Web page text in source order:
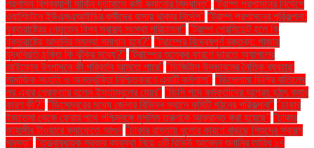
প্রশাসন বিশ্বব্যাপী মার্কিন দূতাবাসে কর্মী কমানোর সিদ্ধান্ত" "ট্রাম্প প্রশাসনের নির্দেশে
ওয়াশিংটনে ইউএসএআইডির কর্মীদের বাসায় থাকার নির্দেশ" "ট্রাম্প প্রশাসনের পরিকল্পনা:
যুক্তরাষ্ট্রের নেতৃত্বে বিশ্ব স্বাস্থ্য সংস্থা পরিচালনা" "ট্রাম্প প্রেসিডেন্ট হলে কি
যুক্তরাষ্ট্রে আদানির সমস্যা সমাধান হবে?" "ট্রাম্পের বিদ্বেষপূর্ণ বক্তব্য: গাজায়
যুদ্ধবিরতি চুক্তি কি ঝুঁকির মধ্যে?" "ট্রাম্পের শুল্কের কারণে ভারতে অ্যাপলের
আইফোন উৎপাদনে কী পরিবর্তন আসতে পারে" "ডিজিটাল উদ্ভাবনের নৈতিক ব্যবহার:
সামাজিক সংহতি ও অন্তর্ভুক্তি নিশ্চিতকরণে একটি কর্মশালা" "ডিপ্লোমা ডিগ্রি বাতিলের
পর এবার গ্রেফতার হলেন ইস্তাম্বুলের মেয়র" "ডিসি পদে কর্মকর্তাদের আগ্রহ হঠাৎ কমার
কারণ কী?" "ডিসেম্বরের মধ্যে জেলার বিভিন্ন স্থানে কমিটি গঠনের পরিকল্পনা" "ঢাকার
ইজতেমা থেকে ফেরার পথে পশ্চিমবঙ্গে মুসলিম তরুণকে আক্রান্ত করা হয়েছে" "ঢাকার
জাহাঙ্গীর টাওয়ারে ক্যাফেতে আগুন "ঢাকার রাস্তায় ধুলোর কারণে বাড়ছে শিশুদের স্বাস্থ্য
সমস্যা" "তত্ত্বাবধায়ক সরকার ব্যবস্থা নিয়ে ৩টি রিভিউ আবেদন শুনানির তারিখ ১৭